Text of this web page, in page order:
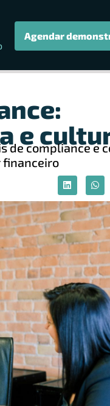
Agendar
e
de compliance e
financeiro